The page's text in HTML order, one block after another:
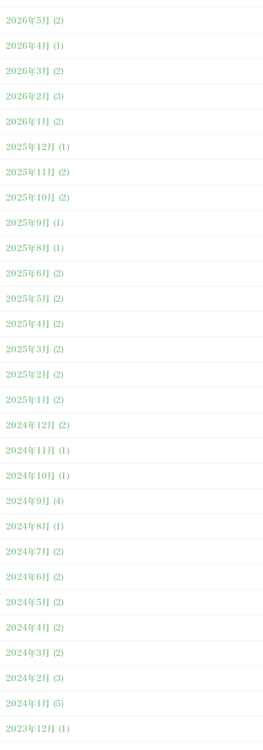
2026年5月 (2)
2026年4月 (1)
2026年3月 (2)
2026年2月 (3)
2026年1月 (2)
2025年12月 (1)
2025年11月 (2)
2025年10月 (2)
2025年9月 (1)
2025年8月 (1)
2025年6月 (2)
2025年5月 (2)
2025年4月 (2)
2025年3月 (2)
2025年2月 (2)
2025年1月 (2)
2024年12月 (2)
2024年11月 (1)
2024年10月 (1)
2024年9月 (4)
2024年8月 (1)
2024年7月 (2)
2024年6月 (2)
2024年5月 (2)
2024年4月 (2)
2024年3月 (2)
2024年2月 (3)
2024年1月 (5)
2023年12月 (1)